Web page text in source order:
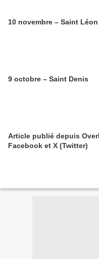
10 novembre – Saint Léon
9 octobre – Saint Denis
Article publié depuis Overblog et
Facebook et X (Twitter)